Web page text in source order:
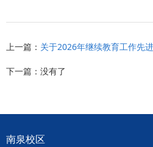
上一篇： 关于2026年继续教育工作先
下一篇：没有了
南泉校区